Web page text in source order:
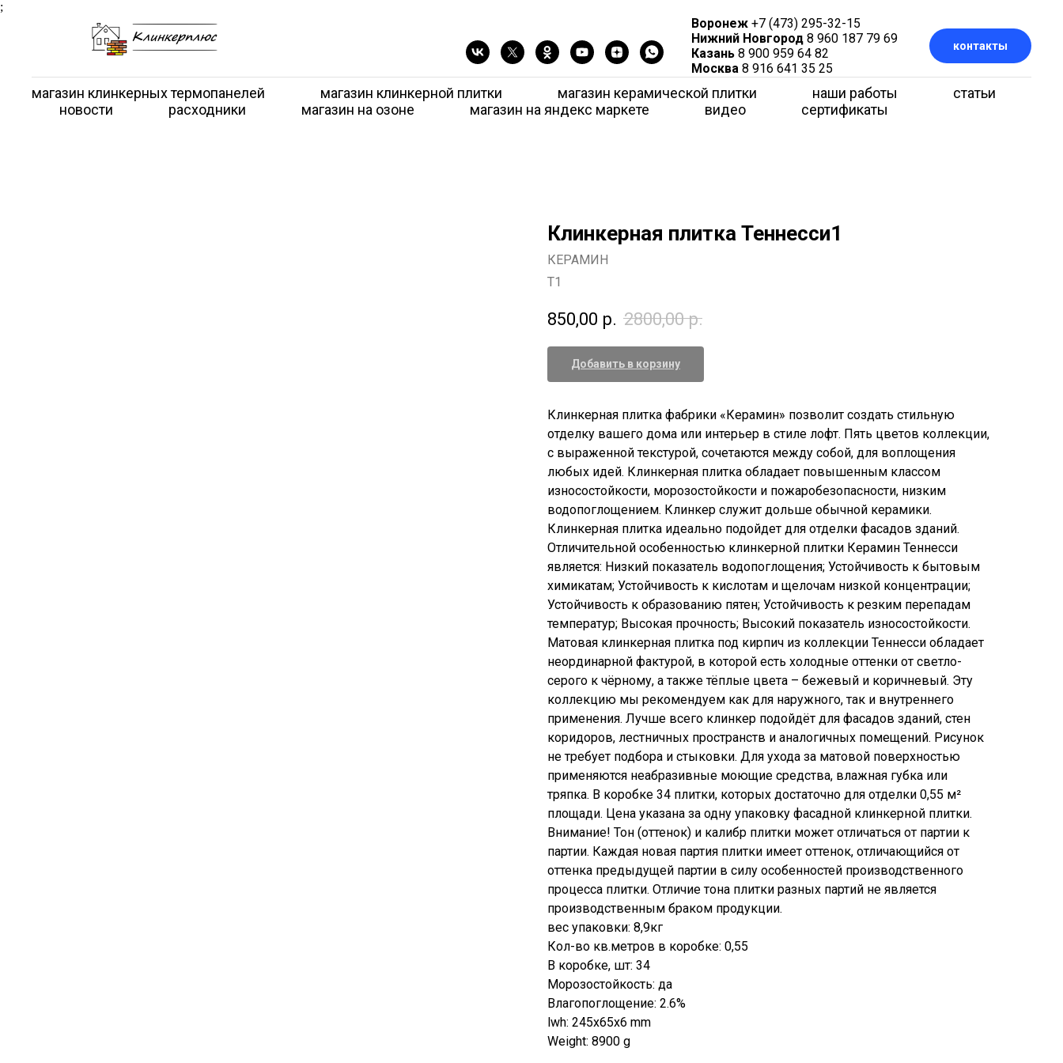
;
Воронеж +7 (473) 295-32-15
Нижний Новгород 8 960 187 79 69
Казань 8 900 959 64 82
Москва 8 916 641 35 25
контакты
магазин клинкерных термопанелей магазин клинкерной плитки магазин керамической плитки наши работы
статьи
новости
расходники магазин на озоне магазин на яндекс маркете видео сертификаты
Клинкерная плитка Теннесси1
КЕРАМИН
Т1
850,00 р. 2800,00 р.
Добавить в корзину
Клинкерная плитка фабрики «Керамин» позволит создать стильную
отделку вашего дома или интерьер в стиле лофт. Пять цветов коллекции,
с выраженной текстурой, сочетаются между собой, для воплощения
любых идей. Клинкерная плитка обладает повышенным классом
износостойкости, морозостойкости и пожаробезопасности, низким
водопоглощением. Клинкер служит дольше обычной керамики.
Клинкерная плитка идеально подойдет для отделки фасадов зданий.
Отличительной особенностью клинкерной плитки Керамин Теннесси
является: Низкий показатель водопоглощения; Устойчивость к бытовым
химикатам; Устойчивость к кислотам и щелочам низкой концентрации;
Устойчивость к образованию пятен; Устойчивость к резким перепадам
температур; Высокая прочность; Высокий показатель износостойкости.
Матовая клинкерная плитка под кирпич из коллекции Теннесси обладает
неординарной фактурой, в которой есть холодные оттенки от светло-
серого к чёрному, а также тёплые цвета – бежевый и коричневый. Эту
коллекцию мы рекомендуем как для наружного, так и внутреннего
применения. Лучше всего клинкер подойдёт для фасадов зданий, стен
коридоров, лестничных пространств и аналогичных помещений. Рисунок
не требует подбора и стыковки. Для ухода за матовой поверхностью
применяются неабразивные моющие средства, влажная губка или
тряпка. В коробке 34 плитки, которых достаточно для отделки 0,55 м²
площади. Цена указана за одну упаковку фасадной клинкерной плитки.
Внимание! Тон (оттенок) и калибр плитки может отличаться от партии к
партии. Каждая новая партия плитки имеет оттенок, отличающийся от
оттенка предыдущей партии в силу особенностей производственного
процесса плитки. Отличие тона плитки разных партий не является
производственным браком продукции.
вес упаковки: 8,9кг
Кол-во кв.метров в коробке: 0,55
В коробке, шт: 34
Морозостойкость: да
Влагопоглощение: 2.6%
lwh: 245x65x6 mm
Weight: 8900 g